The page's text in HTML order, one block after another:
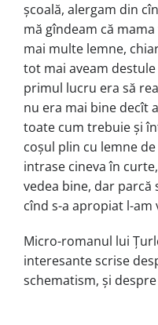
şcoală, alergam din
mă gîndeam că
mai multe lemne,
tot mai aveam
primul lucru era să
nu era mai bine decît
toate cum trebuie şi
coşul plin cu lemne
intrase cineva în
vedea bine, dar parcă
cînd s-a apropiat l-am
Micro-romanul lui
interesante scrise
schematism, şi